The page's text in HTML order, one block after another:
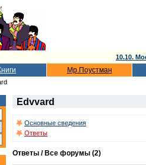
10.10.
Мр.Поустман
Edvvard
Основные сведения
Ответы
Ответы / Все форумы (2)